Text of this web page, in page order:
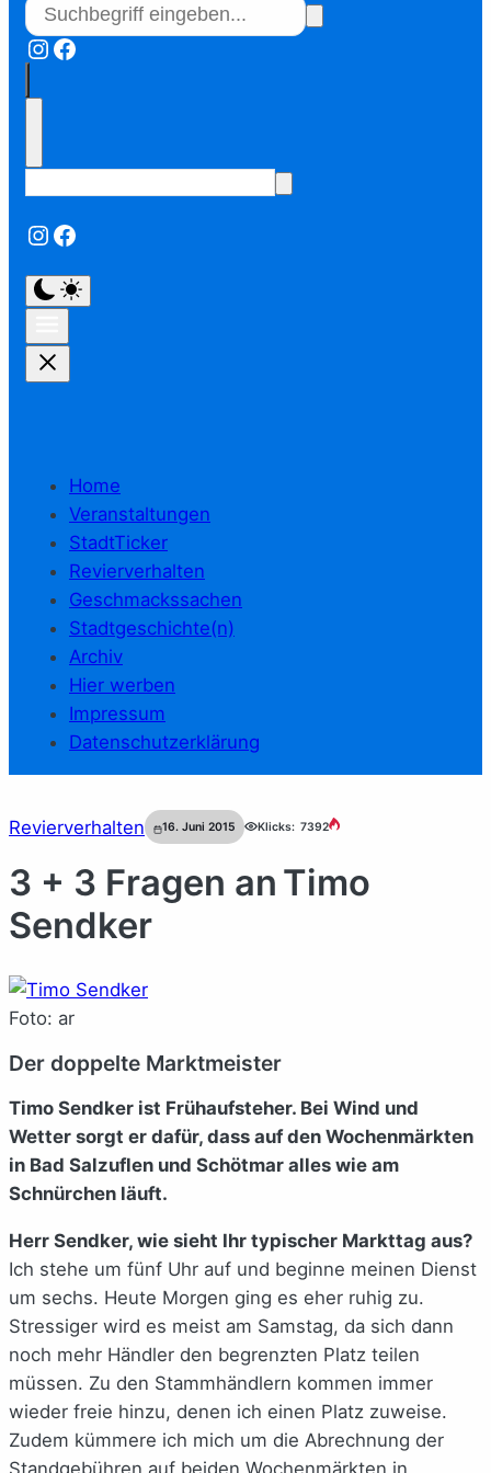
Instagram
Facebook
Instagram
Facebook
Home
Veranstaltungen
StadtTicker
Revierverhalten
Geschmackssachen
Stadtgeschichte(n)
Archiv
Hier werben
Impressum
Datenschutzerklärung
Revierverhalten 16. Juni 2015 Klicks: 7392
3 + 3 Fragen an Timo
Sendker
Foto: ar
Der doppelte Marktmeister
Timo Sendker ist Frühaufsteher. Bei Wind und
Wetter sorgt er dafür, dass auf den Wochenmärkten
in Bad Salzuflen und Schötmar alles wie am
Schnürchen läuft.
Herr Sendker, wie sieht Ihr typischer Markttag aus?
Ich stehe um fünf Uhr auf und beginne meinen Dienst
um sechs. Heute Morgen ging es eher ruhig zu.
Stressiger wird es meist am Samstag, da sich dann
noch mehr Händler den begrenzten Platz teilen
müssen. Zu den Stammhändlern kommen immer
wieder freie hinzu, denen ich einen Platz zuweise.
Zudem kümmere ich mich um die Abrechnung der